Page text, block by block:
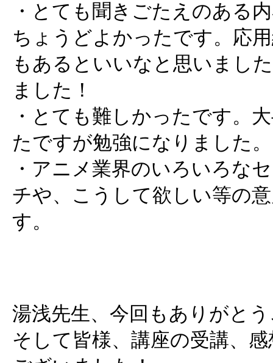
・とても聞きごたえのある
ちょうどよかったです。応
もあるといいなと思いまし
ました！
・とても難しかったです。
たですが勉強になりました。
・アニメ業界のいろいろな
チや、こうして欲しい等の
す。
湯浅先生、今回もありがと
そして皆様、講座の受講、